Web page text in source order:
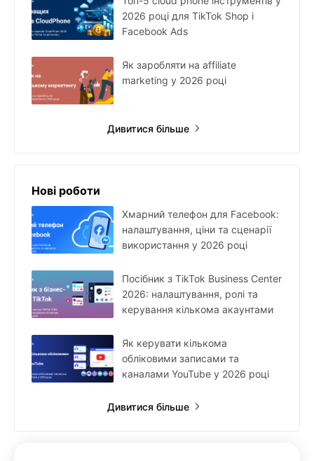
2026 році для TikTok Shop і
Facebook Ads
Як заробляти на affiliate
marketing у 2026 році
Дивитися більше
Нові роботи
Хмарний телефон для Facebook:
налаштування, ціни та сценарії
використання у 2026 році
Посібник з TikTok Business Center
2026: налаштування, ролі та
керування кількома акаунтами
Як керувати кількома
обліковими записами та
каналами YouTube у 2026 році
Дивитися більше